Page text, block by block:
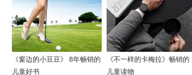
《窗边的小豆豆》 8年畅销的
儿童好书
《不一样的卡梅拉》畅销的
儿童读物